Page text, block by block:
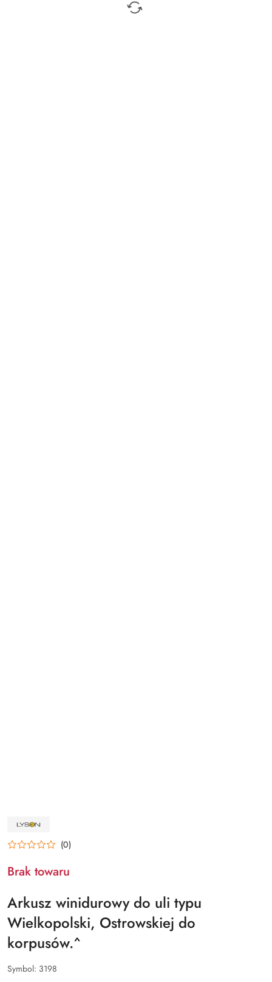
NAZWA
PRODUCENTA:
ŁYSOŃ
(0)
Brak towaru
Arkusz winidurowy do uli typu
Wielkopolski, Ostrowskiej do
korpusów.^
Symbol: 3198